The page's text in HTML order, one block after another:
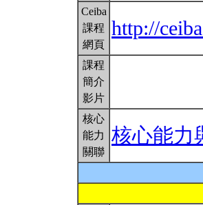
Ceiba
課程
網頁
http://
課程
簡介
影片
核心
能力
關聯
核心能力